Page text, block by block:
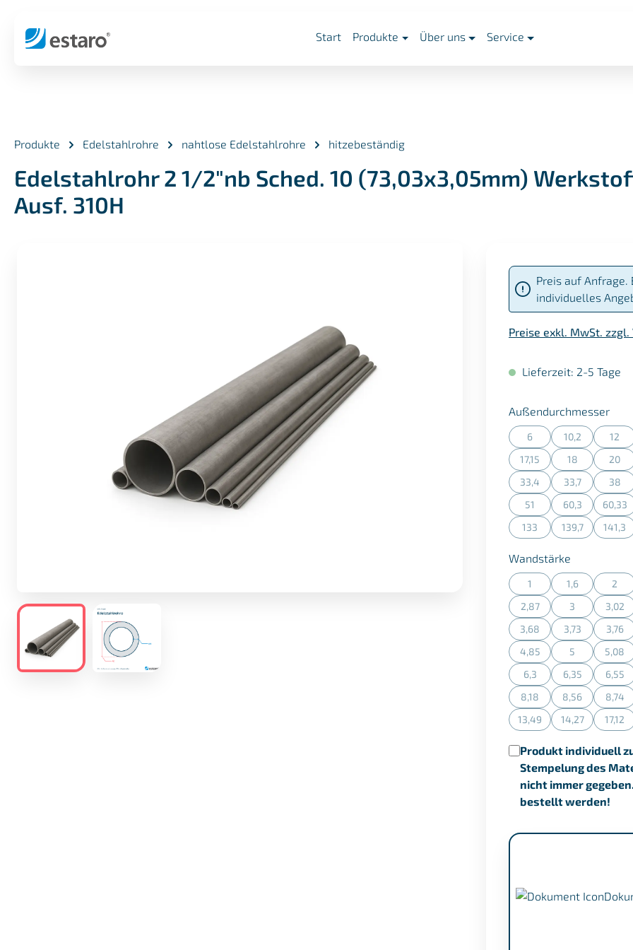
Start
Produkte Über uns Service
Produkte Edelstahlrohre nahtlose Edelstahlrohre hitzebeständig
Edelstahlrohr 2 1/2"nb Sched. 10 (73,03x3,05mm)
Ausf. 310H
Preis auf
individuelles
Preise exkl. MwSt.
Lieferzeit: 2-5 Tage
Außendurchmesser
6
(Diese Option ist zurzeit
10,2
(Diese Option
12
17,15
(Diese Option ist zurzeit
18
(Diese Option
20
33,4
(Diese Option ist zurzeit
33,7
(Diese Option
38
51
(Diese Option ist zurzeit
60,3
(Diese Option
60,33
133
(Diese Option ist zurzeit
139,7
(Diese Option
141,3
Wandstärke
1
(Diese Option ist zurzeit
1,6
(Diese Option
2
2,87
(Diese Option ist zurzeit
3
(Diese Option
3,02
3,68
(Diese Option ist zurzeit
3,73
(Diese Option
3,76
4,85
(Diese Option ist zurzeit
5
(Diese Option
5,08
6,3
(Diese Option ist zurzeit
6,35
(Diese Option
6,55
8,18
(Diese Option ist zurzeit
8,56
(Diese Option
8,74
13,49
(Diese Option ist zurzeit
14,27
(Diese Option
17,12
Produkt individuell
Stempelung des
nicht immer
bestellt werden!